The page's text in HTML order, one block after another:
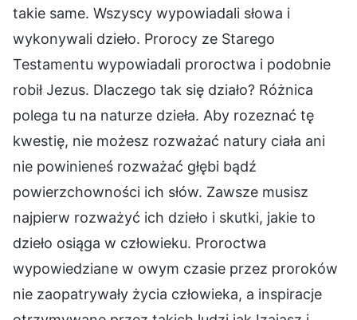
takie same. Wszyscy wypowiadali słowa i
wykonywali dzieło. Prorocy ze Starego
Testamentu wypowiadali proroctwa i podobnie
robił Jezus. Dlaczego tak się działo? Różnica
polega tu na naturze dzieła. Aby rozeznać tę
kwestię, nie możesz rozważać natury ciała ani
nie powinieneś rozważać głębi bądź
powierzchowności ich słów. Zawsze musisz
najpierw rozważyć ich dzieło i skutki, jakie to
dzieło osiąga w człowieku. Proroctwa
wypowiedziane w owym czasie przez proroków
nie zaopatrywały życia człowieka, a inspiracje